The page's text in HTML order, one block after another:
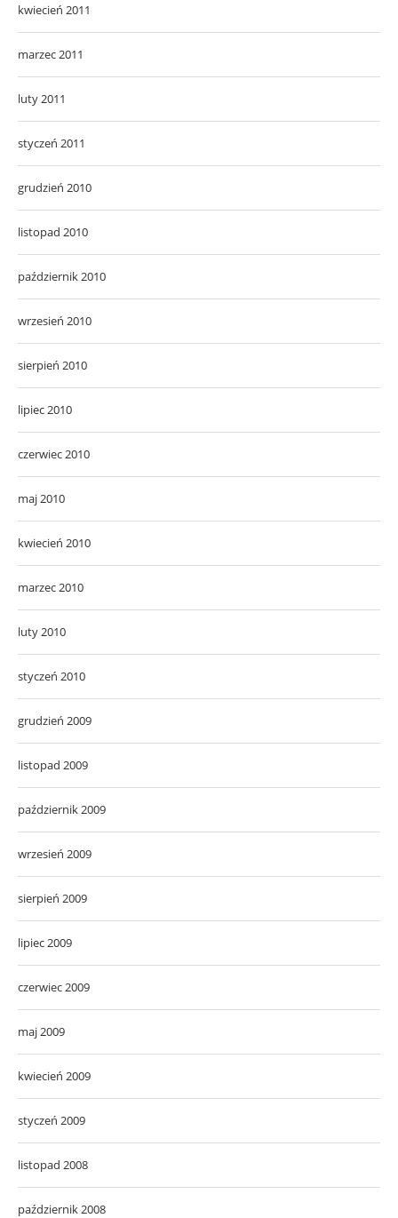
kwiecień 2011
marzec 2011
luty 2011
styczeń 2011
grudzień 2010
listopad 2010
październik 2010
wrzesień 2010
sierpień 2010
lipiec 2010
czerwiec 2010
maj 2010
kwiecień 2010
marzec 2010
luty 2010
styczeń 2010
grudzień 2009
listopad 2009
październik 2009
wrzesień 2009
sierpień 2009
lipiec 2009
czerwiec 2009
maj 2009
kwiecień 2009
styczeń 2009
listopad 2008
październik 2008